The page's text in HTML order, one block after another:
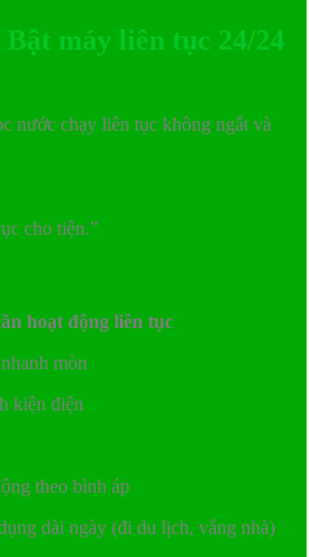
máy liên tục 24/24
cho tiện.”
hoạt động liên tục
mòn
kiện điện
theo bình áp
dài ngày (đi du lịch, vắng nhà)